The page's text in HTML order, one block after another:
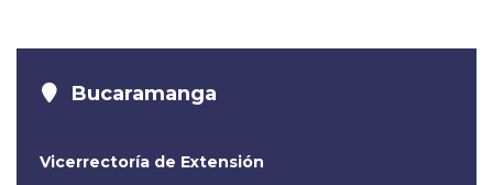
Bucaramanga
Vicerrectoría de Extensión